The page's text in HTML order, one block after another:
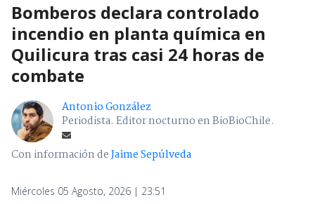
Bomberos declara controlado
incendio en planta química en
Quilicura tras casi 24 horas de
combate
Antonio González
Periodista. Editor nocturno en BioBioChile.
Con información deJaime Sepúlveda
Miércoles 05 Agosto, 2026 | 23:51